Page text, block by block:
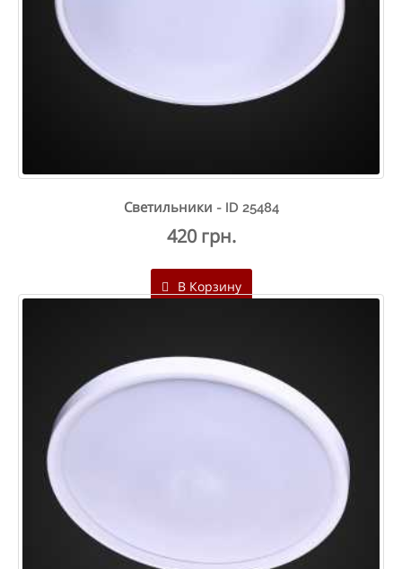
Светильники - ID 25484
420 грн.
В Корзину